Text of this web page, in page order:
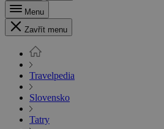
Menu
Zavřít menu
Travelpedia
Slovensko
Tatry